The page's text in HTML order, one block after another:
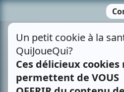
contenu